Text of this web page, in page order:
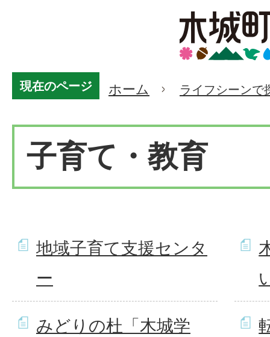
現在のページ ホーム ライフシーンで
子育て・教育
地域子育て支援センタ
ー
みどりの杜「木城学